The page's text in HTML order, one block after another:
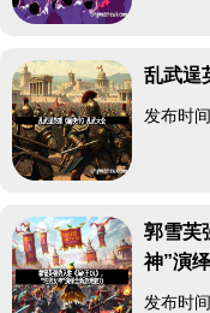
乱武逞
发布时
郭雪芙
神”演
发布时